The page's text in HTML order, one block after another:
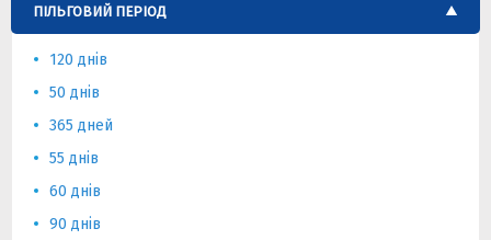
ПІЛЬГОВИЙ ПЕРІОД
120 днів
50 днів
365 дней
55 днів
60 днів
90 днів